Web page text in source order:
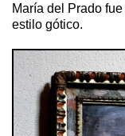
María del Prado
estilo gótico.